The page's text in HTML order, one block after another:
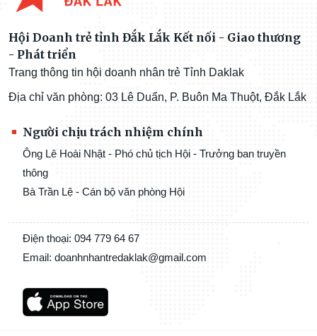
Hội Doanh trẻ tỉnh Đắk Lắk Kết nối - Giao thương
- Phát triển
Trang thông tin hội doanh nhân trẻ Tỉnh Daklak
Địa chỉ văn phòng: 03 Lê Duẩn, P. Buôn Ma Thuột, Đắk Lắk
Người chịu trách nhiệm chính
Ông Lê Hoài Nhật - Phó chủ tịch Hội - Trưởng ban truyền
thông
Bà Trần Lệ - Cán bộ văn phòng Hội
Điện thoại: 094 779 64 67
Email: doanhnhantredaklak@gmail.com